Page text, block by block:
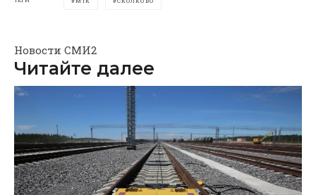
Новости СМИ2
Читайте далее